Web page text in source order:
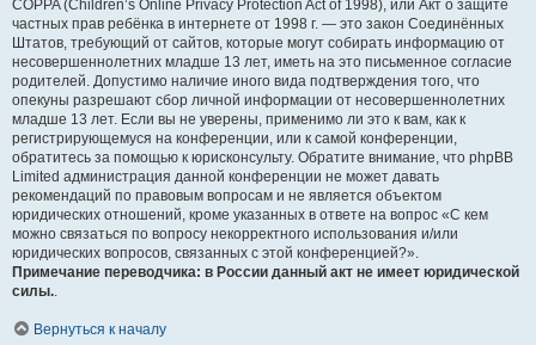
COPPA (Children’s Online Privacy Protection Act of 1998), или Акт о защите
частных прав ребёнка в интернете от 1998 г. — это закон Соединённых
Штатов, требующий от сайтов, которые могут собирать информацию от
несовершеннолетних младше 13 лет, иметь на это письменное согласие
родителей. Допустимо наличие иного вида подтверждения того, что
опекуны разрешают сбор личной информации от несовершеннолетних
младше 13 лет. Если вы не уверены, применимо ли это к вам, как к
регистрирующемуся на конференции, или к самой конференции,
обратитесь за помощью к юрисконсульту. Обратите внимание, что phpBB
Limited администрация данной конференции не может давать
рекомендаций по правовым вопросам и не является объектом
юридических отношений, кроме указанных в ответе на вопрос «С кем
можно связаться по вопросу некорректного использования и/или
юридических вопросов, связанных с этой конференцией?».
Примечание переводчика: в России данный акт не имеет юридической
силы..
Вернуться к началу